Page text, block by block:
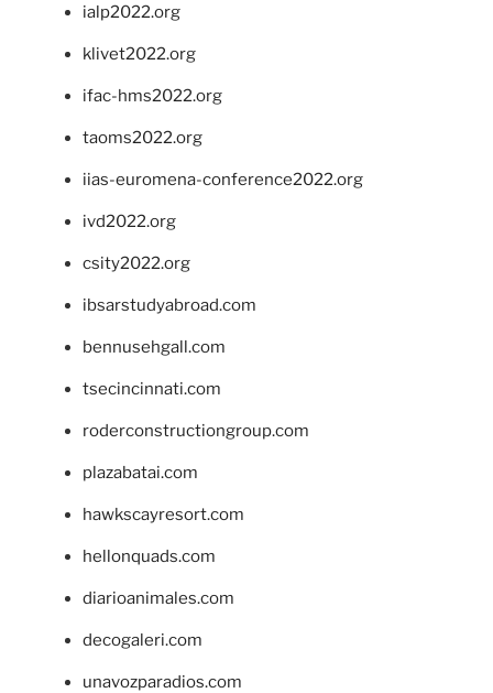
ialp2022.org
klivet2022.org
ifac-hms2022.org
taoms2022.org
iias-euromena-conference2022.org
ivd2022.org
csity2022.org
ibsarstudyabroad.com
bennusehgall.com
tsecincinnati.com
roderconstructiongroup.com
plazabatai.com
hawkscayresort.com
hellonquads.com
diarioanimales.com
decogaleri.com
unavozparadios.com